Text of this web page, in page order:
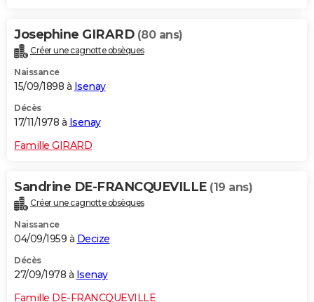
Josephine GIRARD (80 ans)
Créer une cagnotte obsèques
Naissance
15/09/1898 à Isenay
Décès
17/11/1978 à Isenay
Famille GIRARD
Sandrine DE-FRANCQUEVILLE (19 ans)
Créer une cagnotte obsèques
Naissance
04/09/1959 à Decize
Décès
27/09/1978 à Isenay
Famille DE-FRANCQUEVILLE